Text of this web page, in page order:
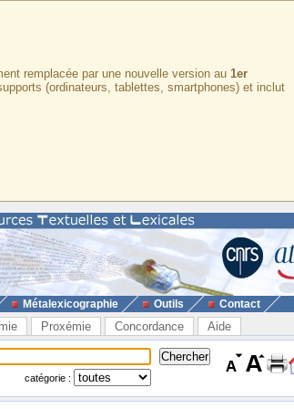
remplacée par une nouvelle version au 1er
(ordinateurs, tablettes, smartphones) et inclut
Métalexicographie Outils Contact
Proxémie Concordance Aide
catégorie :